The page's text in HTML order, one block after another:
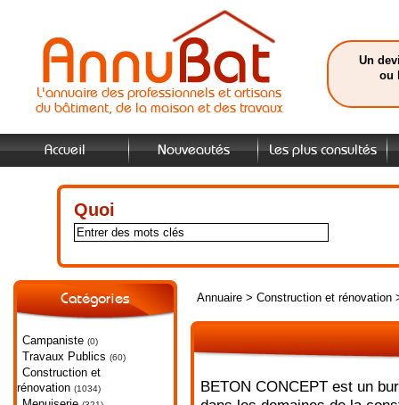
L'annuaire des professionnels et artisans
du bâtiment, de la maison et des travaux
Un
ou
Accueil Nouveautés Les plus consultés
Quoi
Catégories
Campaniste (0)
Travaux Publics (60)
Construction et
rénovation (1034)
Annuaire > Construction et rénovation
BETON CONCEPT est un